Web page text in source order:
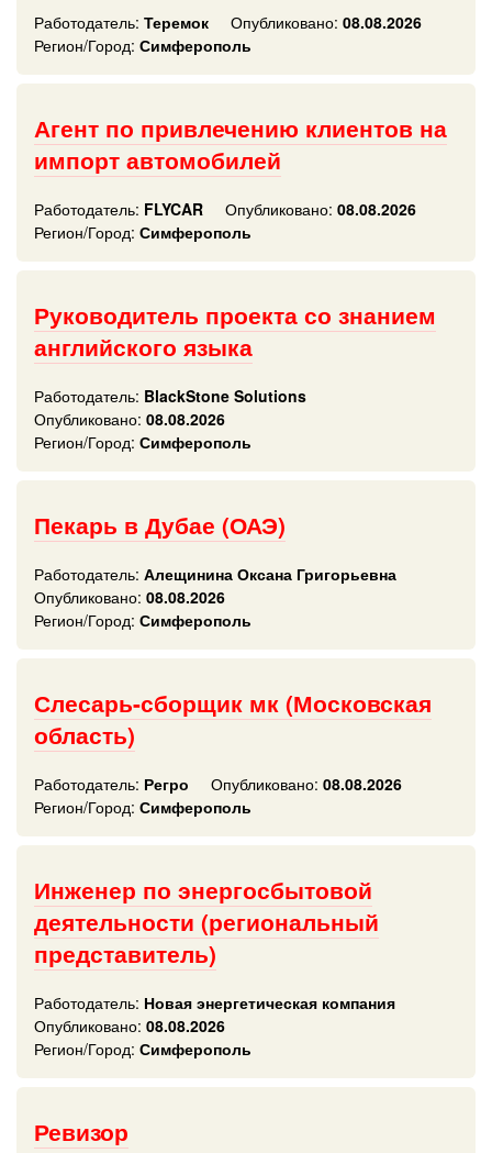
Работодатель: Теремок Опубликовано: 08.08.2026
Регион/Город: Симферополь
Агент по привлечению клиентов на
импорт автомобилей
Работодатель: FLYCAR Опубликовано: 08.08.2026
Регион/Город: Симферополь
Руководитель проекта со знанием
английского языка
Работодатель: BlackStone Solutions
Опубликовано: 08.08.2026
Регион/Город: Симферополь
Пекарь в Дубае (ОАЭ)
Работодатель: Алещинина Оксана Григорьевна
Опубликовано: 08.08.2026
Регион/Город: Симферополь
Слесарь-сборщик мк (Московская
область)
Работодатель: Регро Опубликовано: 08.08.2026
Регион/Город: Симферополь
Инженер по энергосбытовой
деятельности (региональный
представитель)
Работодатель: Новая энергетическая компания
Опубликовано: 08.08.2026
Регион/Город: Симферополь
Ревизор